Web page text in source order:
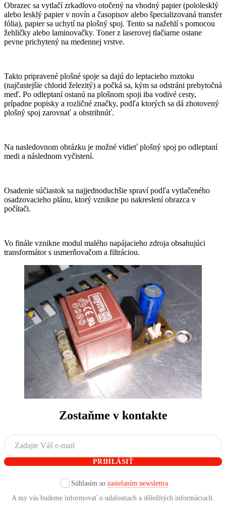
Obrazec sa vytlačí zrkadlovo otočený na vhodný papier (pololesklý
alebo lesklý papier v novín a časopisov alebo špecializovaná transfer
fólia), papier sa uchytí na plošný spoj. Tento sa nažehlí s pomocou
žehličky alebo laminovačky. Toner z laserovej tlačiarne ostane
pevne prichytený na medennej vrstve.
Takto pripravené plošné spoje sa dajú do leptacieho roztoku
(najčastejšie chlorid železitý) a počká sa, kým sa odstráni prebytočná
meď. Po odleptaní ostanú na plošnom spoji iba vodivé cesty,
prípadne popisky a rozličné značky, podľa ktorých sa dá zhotovený
plošný spoj zarovnať a obstrihnúť.
Na nasledovnom obrázku je možné vidieť plošný spoj po odleptaní
medi a následnom vyčistení.
Osadenie súčiastok sa najjednoduchšie spraví podľa vytlačeného
osadzovacieho plánu, ktorý vznikne po nakreslení obrazca v
počítači.
Vo finále vznikne modul malého napájacieho zdroja obsahujúci
transformátor s usmerňovačom a filtráciou.
Zostaňme v kontakte
Súhlasím so zasielaním newslettra
A my vás budeme informovať o udalostiach a dôležitých informáciach.